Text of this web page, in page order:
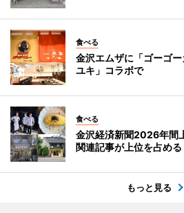
食べる
金沢エムザに「ゴーゴ
ユキ」コラボで
食べる
金沢経済新聞2026年間
関連記事が上位を占める
もっと見る